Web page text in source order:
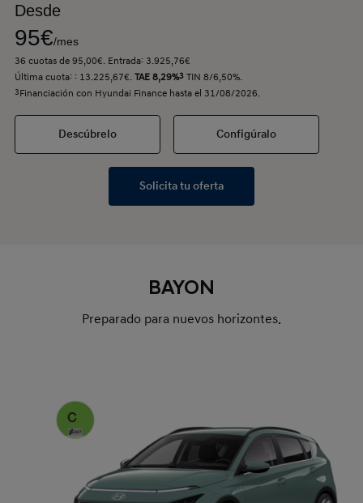
Desde
95€/mes
36 cuotas de 95,00€. Entrada: 3.925,76€
Última cuota: : 13.225,67€. TAE 8,29%3TIN 8/6,50%.
3Financiación con Hyundai Finance hasta el 31/08/2026.
Descúbrelo Configúralo
Solicita tu oferta
BAYON
Preparado para nuevos horizontes.